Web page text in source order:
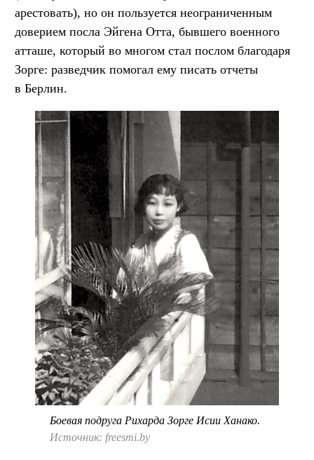
арестовать), но он пользуется неограниченным
доверием посла Эйгена Отта, бывшего военного
атташе, который во многом стал послом благодаря
Зорге: разведчик помогал ему писать отчеты
в Берлин.
Боевая подруга Рихарда Зорге Исии Ханако.
Источник: freesmi.by